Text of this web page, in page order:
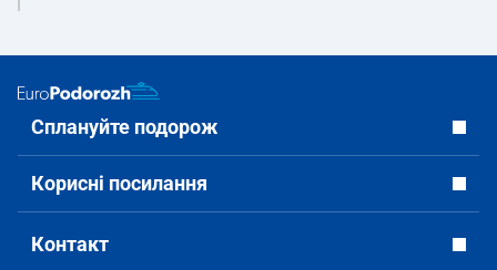
Сплануйте подорож
Корисні посилання
Контакт